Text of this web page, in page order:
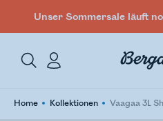
Unser Sommersale läuft
Home Kollektionen Vaagaa 3L